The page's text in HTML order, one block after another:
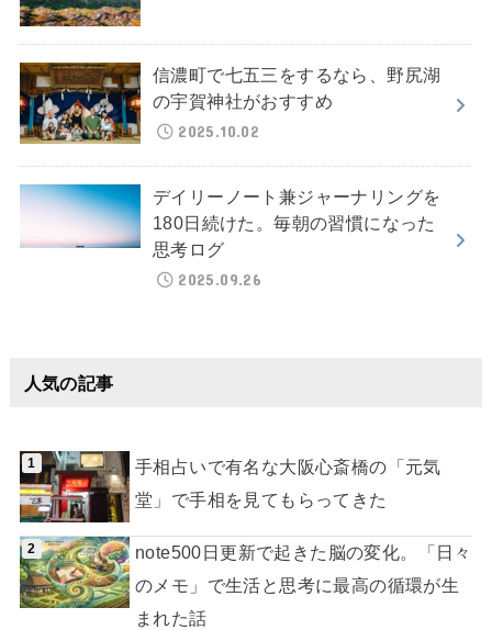
信濃町で七五三をするなら、野尻湖
の宇賀神社がおすすめ
2025.10.02
デイリーノート兼ジャーナリングを
180日続けた。毎朝の習慣になった
思考ログ
2025.09.26
人気の記事
手相占いで有名な大阪心斎橋の「元気
堂」で手相を見てもらってきた
note500日更新で起きた脳の変化。「日々
のメモ」で生活と思考に最高の循環が生
まれた話